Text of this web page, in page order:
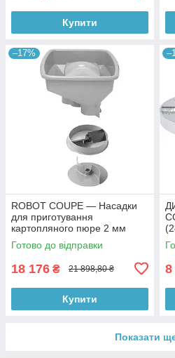
Купити
–17%
ROBOT COUPE — Насадки
для приготування
картопляного пюре 2 мм
(28189)
Готово до відправки
18 176 ₴ 21 898,80 ₴
Купити
8
Показати